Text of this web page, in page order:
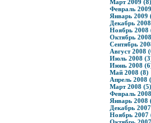
Март 2009 (8)
Февраль
Январь 2009
Декабрь
Ноябрь 2008
Октябрь
Сентябрь
Август 2008
Июль 2008
Июнь 2008
Май 2008 (8)
Апрель 2008
Март 2008 (5)
Февраль
Январь 2008
Декабрь
Ноябрь 2007